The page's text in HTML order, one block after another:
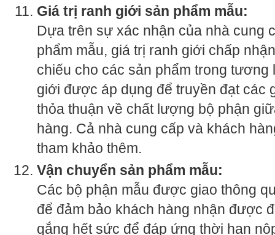
Giá trị ranh giới sản phẩm mẫu:
Dựa trên sự xác nhận của nhà cung
phẩm mẫu, giá trị ranh giới chấp
chiếu cho các sản phẩm trong
giới được áp dụng để truyền đạt các
thỏa thuận về chất lượng bộ phận
hàng. Cả nhà cung cấp và khách
tham khảo thêm.
Vận chuyển sản phẩm mẫu:
Các bộ phận mẫu được giao thông
để đảm bảo khách hàng nhận được
gắng hết sức để đáp ứng thời hạn